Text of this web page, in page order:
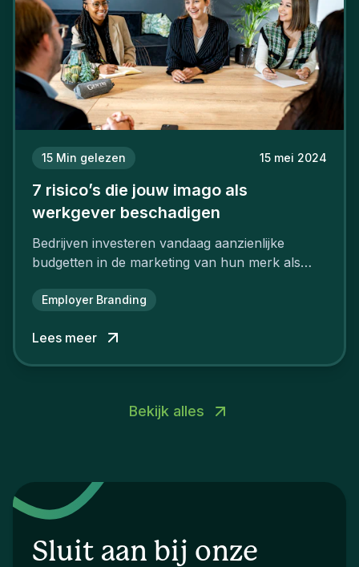
15 Min gelezen 15 mei 2024
7 risico’s die jouw imago als
werkgever beschadigen
Bedrijven investeren vandaag aanzienlijke
budgetten in de marketing van hun merk als
Employer Branding
Lees meer
Bekijk alles
Sluit aan bij onze